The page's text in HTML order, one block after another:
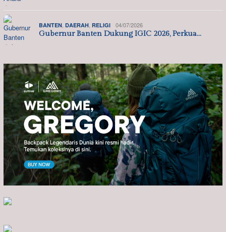
BANTEN DAERAH RELIGI 04/07/2026
Gubernur Banten Dukung IGIC 2026, Perkua…